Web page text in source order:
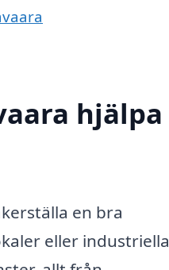
hjälpa
en bra
eller industriella